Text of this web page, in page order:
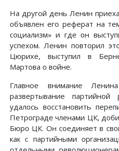
На другой день Ленин
объявлен его реферат на
социализм» и где он
успехом. Ленин повторил
Цюрихе, выступил в
Мартова о войне.
Главное внимание
развертывание
удалось восстановить
Петрограде членами ЦК,
Бюро ЦК. Он соединяет в
как с партийными